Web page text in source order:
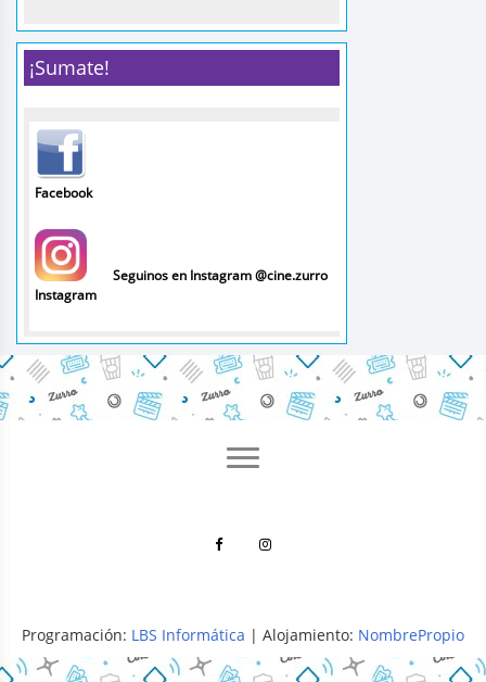
¡Sumate!
Facebook
Instagram
Seguinos en Instagram @cine.zurro
Programación: LBS Informática | Alojamiento: NombrePropio